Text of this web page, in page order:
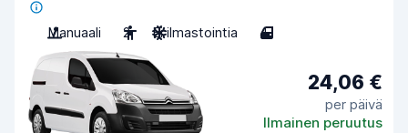
Manuaali 2 Ei ilmastointia 4
24,06 €
per päivä
Ilmainen peruutus